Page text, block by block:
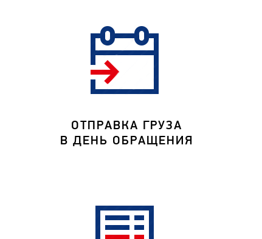
ОТПРАВКА ГРУЗА
В ДЕНЬ ОБРАЩЕНИЯ